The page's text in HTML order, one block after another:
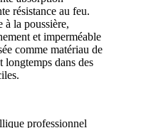
résistance au feu.
à la poussière,
et imperméable
comme matériau de
dans des